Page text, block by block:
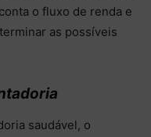
o fluxo de renda e
as possíveis
saudável, o